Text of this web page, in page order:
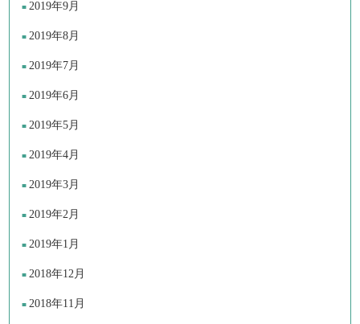
2019年9月
2019年8月
2019年7月
2019年6月
2019年5月
2019年4月
2019年3月
2019年2月
2019年1月
2018年12月
2018年11月